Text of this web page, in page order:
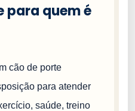
para quem é
cão de porte
para atender
saúde, treino